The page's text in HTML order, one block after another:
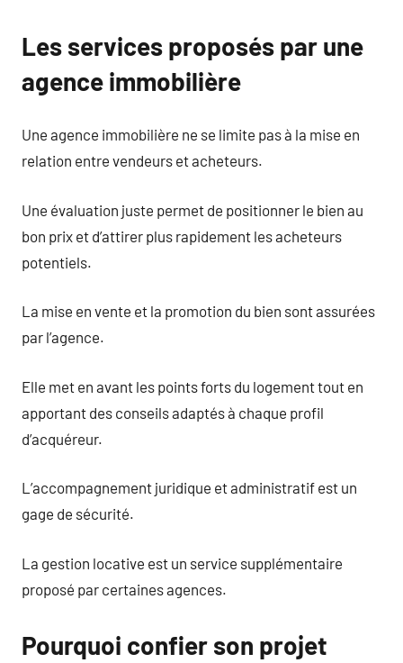
Les services proposés par une
agence immobilière
Une agence immobilière ne se limite pas à la mise en
relation entre vendeurs et acheteurs.
Une évaluation juste permet de positionner le bien au
bon prix et d’attirer plus rapidement les acheteurs
potentiels.
La mise en vente et la promotion du bien sont assurées
par l’agence.
Elle met en avant les points forts du logement tout en
apportant des conseils adaptés à chaque profil
d’acquéreur.
L’accompagnement juridique et administratif est un
gage de sécurité.
La gestion locative est un service supplémentaire
proposé par certaines agences.
Pourquoi confier son projet